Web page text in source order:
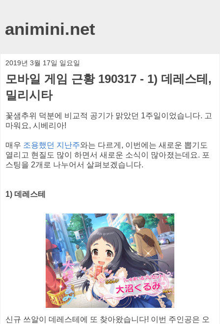
animini.net
2019년 3월 17일 일요일
모바일 게임 근황 190317 - 1) 데레스테,
밀리시타
꽃샘추위 덕분에 비교적 공기가 맑았던 1주일이었습니다. 고
마워요, 시베리아!
매우 조용했던 지난주와는 다르게, 이번에는 새로운 뽑기도
열리고 현질도 많이 하면서 새로운 소식이 많아졌는데요. 포
스팅을 2개로 나누어서 살펴보겠습니다.
1) 데레스테
신규 쓰알이 데레스테에 또 찾아왔습니다! 이번 주인공은 오